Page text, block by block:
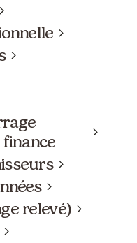
relevé)